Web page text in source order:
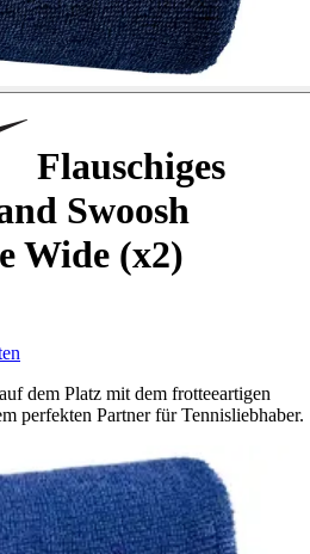
Flauschiges
Swoosh
Wide (x2)
dem Platz mit dem frotteeartigen
perfekten Partner für Tennisliebhaber.